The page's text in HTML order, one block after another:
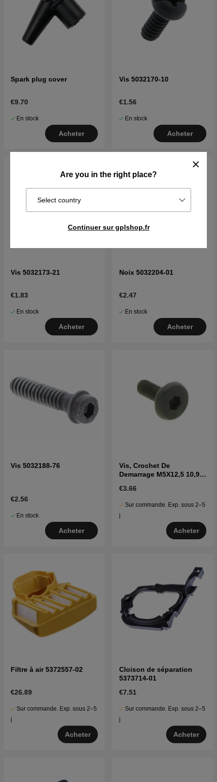
Are you in the right place?
Select country
Continuer sur gplshop.fr
Spark plug cover
€9.70
En stock
Acheter
Vis 5032170-10
€1.56
En stock
Acheter
Vis 5032173-21
€1.83
En stock
Acheter
Noix 5032204-01
€2.47
En stock
Acheter
Vis 5032188-76
€2.56
En stock
Acheter
Vis, Crochet De
Demarrage M5X12,5 10,9
€3.66
Sur commande. Exp. sous 2–5
j
Acheter
Filtre à air 5372557-02
€26.89
Sur commande. Exp. sous 2–5
j
Acheter
Cloison de séparation
5373714-01
€7.51
Sur commande. Exp. sous 2–5
j
Acheter